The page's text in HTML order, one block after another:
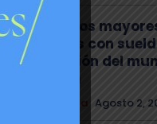
Adultos
meses con
decisión del
Green
Agosto 2,